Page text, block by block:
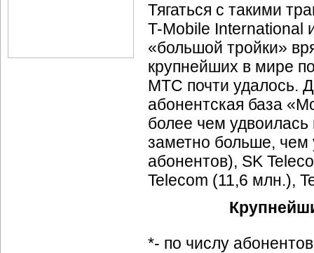
Тягаться с такими
T-Mobile International
«большой тройки»
крупнейших в мире
МТС почти удалось.
абонентская база
более чем
заметно больше, чем
абонентов), SK
Telecom (11,6 млн.),
*- по числу